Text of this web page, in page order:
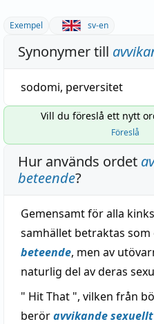
Exempel sv-en
Synonymer till
sodomi, perversitet
Vill du föreslå ett nytt
Föreslå
Hur används ordet
beteende?
Gemensamt för alla
samhället betraktas som
beteende, men av
naturlig del av deras
" Hit That ", vilken från
beröravvikande